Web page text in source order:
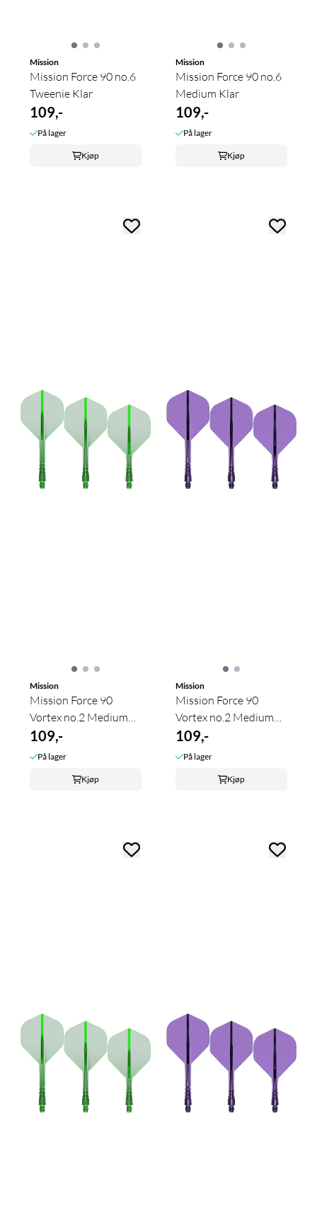
Mission
Mission Force 90 no.6
Tweenie Klar
109,-
På lager
Kjøp
Mission
Mission Force 90 no.6
Medium Klar
109,-
På lager
Kjøp
Mission
Mission Force 90
Vortex no.2 Medium
Clear Green
109,-
På lager
Kjøp
Mission
Mission Force 90
Vortex no.2 Medium
Clear Purple
109,-
På lager
Kjøp